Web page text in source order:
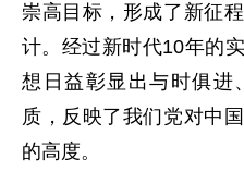
崇高目标，形成了新征
计。经过新时代10年的
想日益彰显出与时俱进
质，反映了我们党对中
的高度。